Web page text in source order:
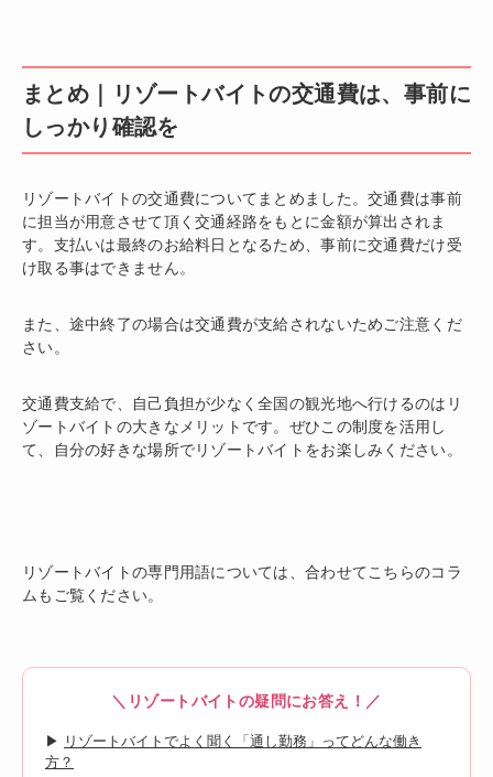
まとめ｜リゾートバイトの交通費は、事前に
しっかり確認を
リゾートバイトの交通費についてまとめました。交通費は事前
に担当が用意させて頂く交通経路をもとに金額が算出されま
す。支払いは最終のお給料日となるため、事前に交通費だけ受
け取る事はできません。
また、途中終了の場合は交通費が支給されないためご注意くだ
さい。
交通費支給で、自己負担が少なく全国の観光地へ行けるのはリ
ゾートバイトの大きなメリットです。ぜひこの制度を活用し
て、自分の好きな場所でリゾートバイトをお楽しみください。
リゾートバイトの専門用語については、合わせてこちらのコラ
ムもご覧ください。
＼リゾートバイトの疑問にお答え！／
▶ リゾートバイトでよく聞く「通し勤務」ってどんな働き
方？